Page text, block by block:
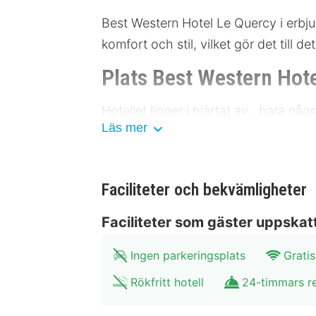
Best Western Hotel Le Quercy i
komfort och stil, vilket gör det till
Plats Best Western
Hotellet ligger i hjärtat av , bara
sevärdheterna. Museet för modern
närheten, vilket gör det enkelt att ta
Faciliteter Best Western
Rummen på Best Western Hotel
trevlig vistelse. Badrummen är
Läs mer
Faciliteter och bekvämligheter
Faciliteter som gäster
Ingen parkeringsplats
Rökfritt hotell
24-timmars